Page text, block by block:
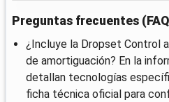
Preguntas frecuentes
¿Incluye la Dropset Control
de amortiguación? En la
detallan tecnologías
ficha técnica oficial para